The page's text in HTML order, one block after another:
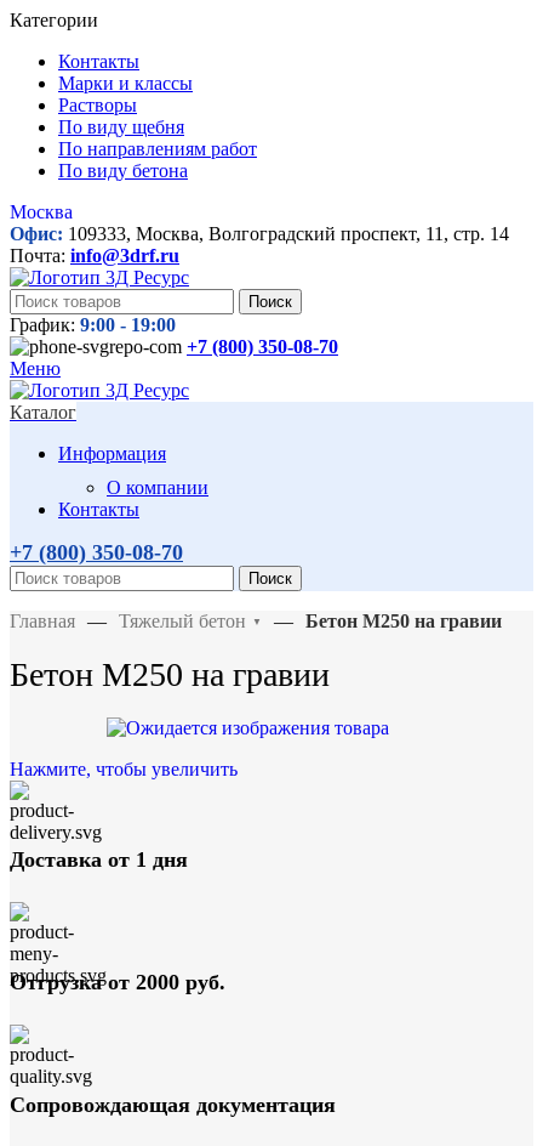
Категории
Контакты
Марки и классы
Растворы
По виду щебня
По направлениям работ
По виду бетона
Москва
Офис: 109333, Москва, Волгоградский проспект, 11, стр. 14
Почта: info@3drf.ru
Поиск
График: 9:00 - 19:00
+7 (800) 350-08-70
Меню
Каталог
Информация
О компании
Контакты
+7 (800) 350-08-70
Поиск
Главная — Тяжелый бетон ▼ — Бетон М250 на гравии
Бетон М250 на гравии
Нажмите, чтобы увеличить
Доставка от 1 дня
Отгрузка от 2000 руб.
Сопровождающая документация